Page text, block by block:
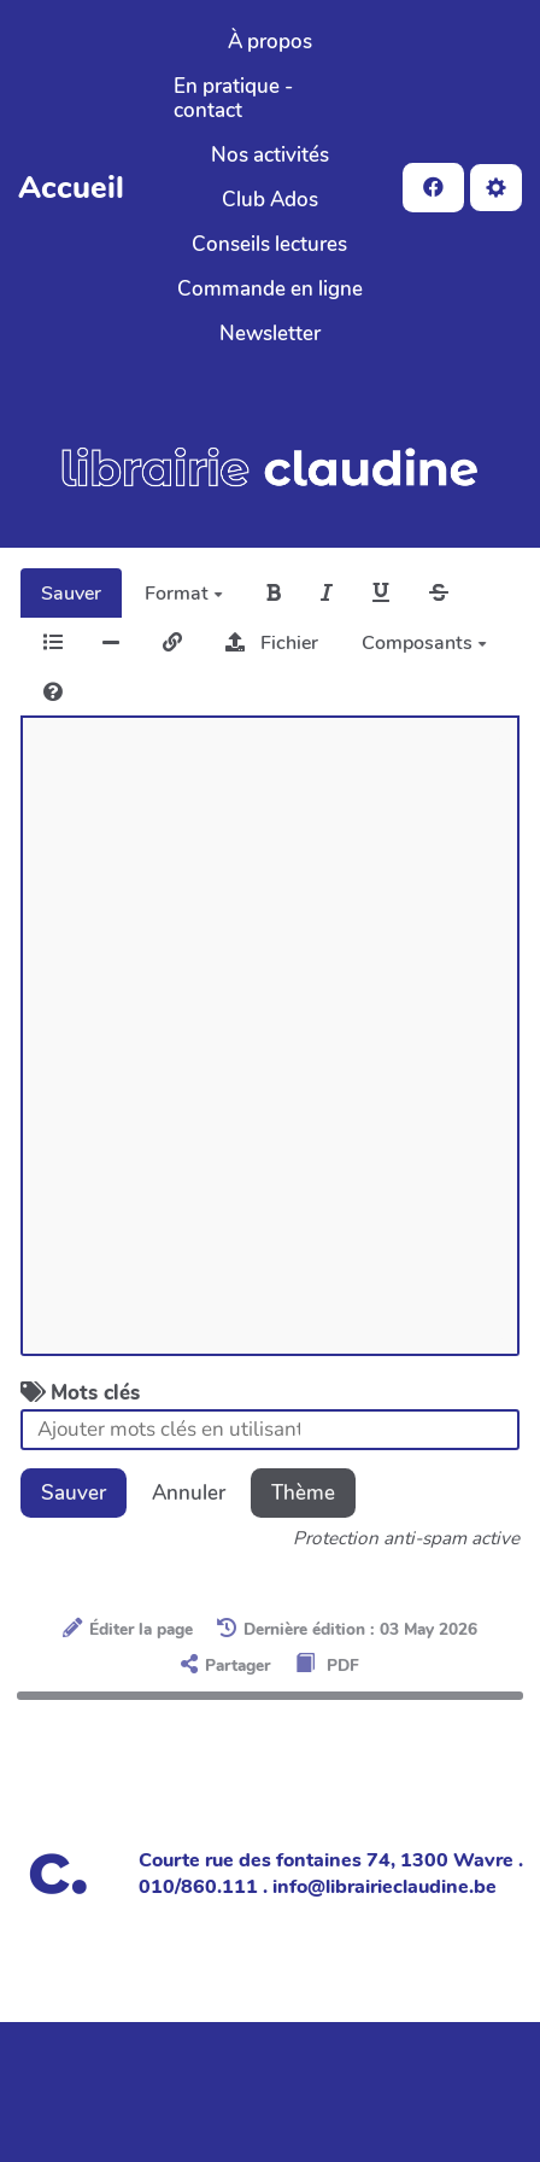
Aller au contenu principal
Accueil
À propos
En pratique -
contact
Nos activités
Club Ados
Conseils lectures
Commande en ligne
Newsletter
Sauver
Format
Fichier
Composants
Mots clés
Sauver Annuler Thème
Protection anti-spam active
Éditer la page
Dernière édition : 03 May 2026
Partager
PDF
Courte rue des fontaines 74, 1300 Wavre .
010/860.111 . info@librairieclaudine.be